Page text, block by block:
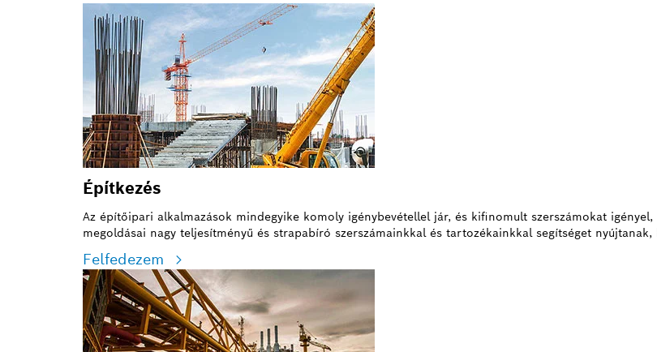
Építkezés
Az építőipari alkalmazások mindegyike komoly igénybevétellel jár, és kifinomult szerszámokat
megoldásai nagy teljesítményű és strapabíró szerszámainkkal és tartozékainkkal segítséget
Felfedezem